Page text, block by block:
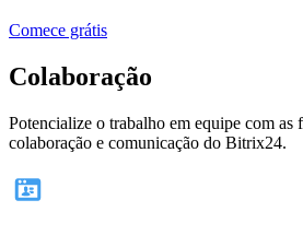
Comece grátis
Colaboração
Potencialize o trabalho em equipe com as
colaboração e comunicação do Bitrix24.